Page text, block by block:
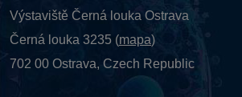
Výstaviště Černá louka Ostrava
Černá louka 3235 (mapa)
702 00 Ostrava, Czech Republic